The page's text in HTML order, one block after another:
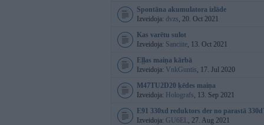
Spontāna akumulatora izlāde
Izveidoja: dvzs, 20. Oct 2021
Kas varētu sulot
Izveidoja: Sanciite, 13. Oct 2021
Eļļas maiņa kārbā
Izveidoja: VnkGuntis, 17. Jul 2020
M47TU2D20 ķēdes maiņa
Izveidoja: Holografs, 13. Sep 2021
E91 330xd reduktors der no parastā
Izveidoja: GU6EL, 27. Aug 2021